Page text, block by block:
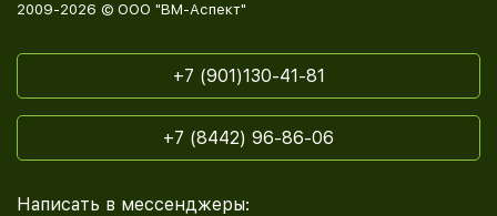
2009-2026 © ООО "ВМ-Аспект"
+7 (901)130-41-81
+7 (8442) 96-86-06
Написать в мессенджеры: